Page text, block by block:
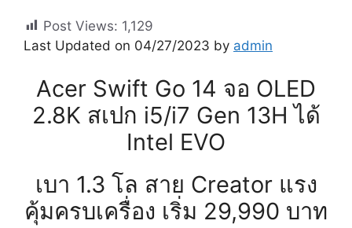
Post Views: 1,129
Last Updated on 04/27/2023 by admin
Acer Swift Go 14 จอ OLED
2.8K สเปก i5/i7 Gen 13H ได้
Intel EVO
เบา 1.3 โล สาย Creator แรง
คุ้มครบเครื่อง เริ่ม 29,990 บาท